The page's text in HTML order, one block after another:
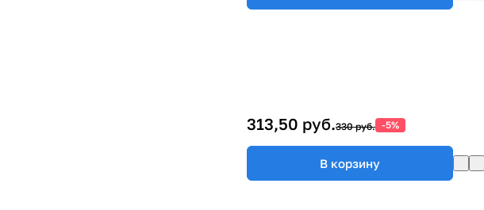
313,50 руб.330 руб. -5%
В корзину